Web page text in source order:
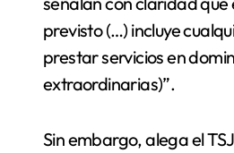
previsto (…) incluye
prestar servicios en
extraordinarias)”.
Sin embargo, alega el